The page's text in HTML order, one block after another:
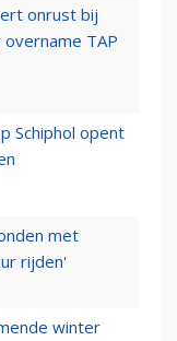
onrust bij
TAP
Schiphol opent
met
rijden'
winter